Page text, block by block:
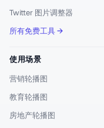
Twitter 图片调整器
所有免费工具 →
使用场景
营销轮播图
教育轮播图
房地产轮播图